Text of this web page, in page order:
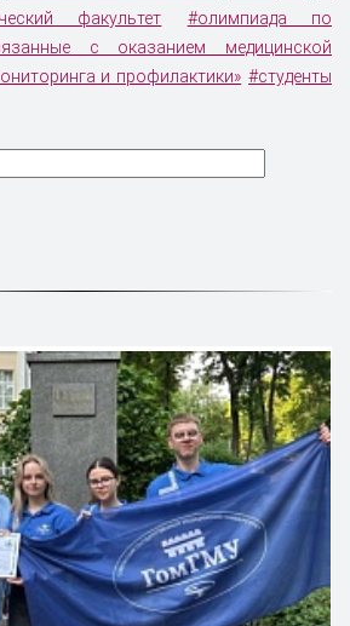
факультет
#олимпиада по
с оказанием медицинской
и профилактики» #студенты